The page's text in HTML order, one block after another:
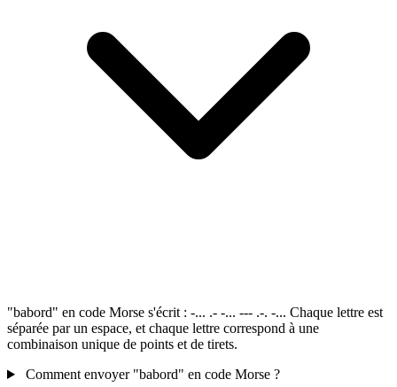
"babord" en code Morse s'écrit : -... .- -... --- .-. -... Chaque lettre est
séparée par un espace, et chaque lettre correspond à une
combinaison unique de points et de tirets.
Comment envoyer "babord" en code Morse ?